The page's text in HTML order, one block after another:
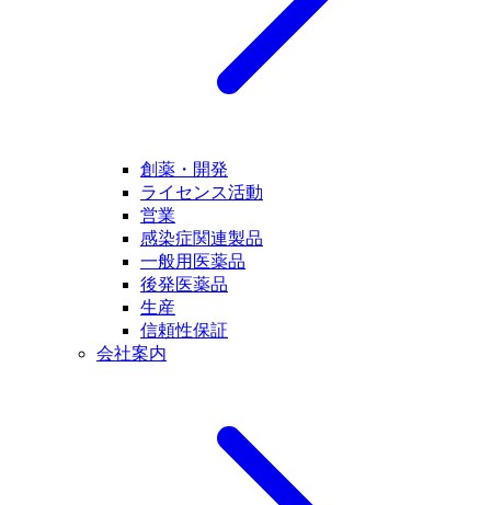
創薬・開発
ライセンス活動
営業
感染症関連製品
一般用医薬品
後発医薬品
生産
信頼性保証
会社案内